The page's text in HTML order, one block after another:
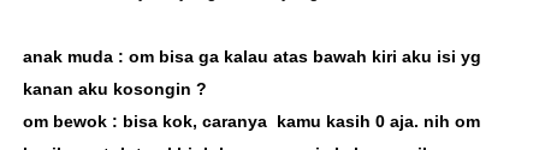
anak muda : om bisa ga kalau atas bawah kiri aku isi yg
kanan aku kosongin ?
om bewok : bisa kok, caranya kamu kasih 0 aja. nih om